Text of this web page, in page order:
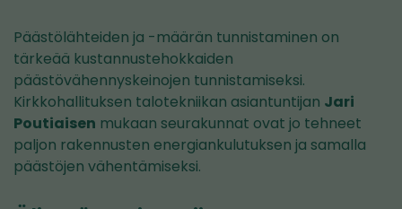
Päästölähteiden ja -määrän tunnistaminen on
tärkeää kustannustehokkaiden
päästövähennyskeinojen tunnistamiseksi.
Kirkkohallituksen talotekniikan asiantuntijan Jari
Poutiaisen mukaan seurakunnat ovat jo tehneet
paljon rakennusten energiankulutuksen ja samalla
päästöjen vähentämiseksi.